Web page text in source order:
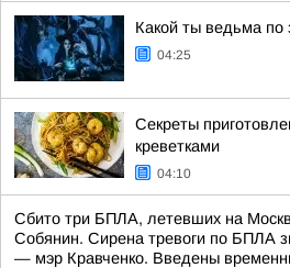
Какой ты ведьма по
04:25
Секреты
креветками
04:10
Сбито три БПЛА, летевших на
Собянин. Сирена тревоги по БПЛА
— мэр Кравченко. Введены